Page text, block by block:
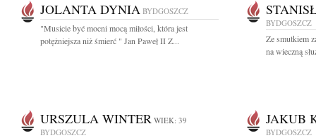
JOLANTA DYNIA BYDGOSZCZ
"Musicie być mocni mocą miłości, która jest
potężniejsza niż śmierć " Jan Paweł II Z...
BYDGOSZCZ
Ze smutkiem
na wieczną
URSZULA WINTER WIEK: 39
BYDGOSZCZ
JAKUB
BYDGOSZCZ